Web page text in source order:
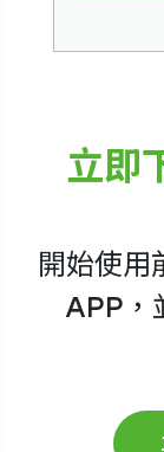
立即
開始使用
APP，